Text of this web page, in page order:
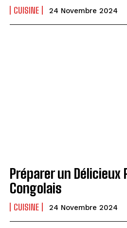
CUISINE 24 Novembre 2024
Préparer un Délicieux
Congolais
CUISINE 24 Novembre 2024